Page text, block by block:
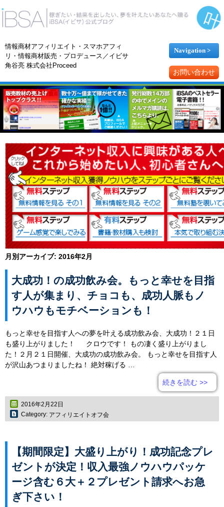
情報商材アフィリエイト・スマホアフィ
リ・情報商材販売・プロデュース／イビサ
角谷亮 株式会社Proceed
Navigation >
お問い合わせ
月別アーカイブ: 2016年2月
大成功！の成功飲み会。もっと幸せを目指
す人が集まり、チョコも、成功人脈もノ
ウハウもモチベーションも！
もっと幸せを目指す人への夢を叶える成功飲み会、大成功！２１日
も盛り上がりました！ クロウです！ もの凄く盛り上がりまし
た！２月２１日開催、大成功の成功飲み会。 もっと幸せを目指す人
が沢山あつまりましたね！ 絶対稼げる …
続きを読む >>
2016年2月22日
Category: アフィリエイトオフ会
【期間限定】大盛り上がり！成功記念プレ
ゼントが決定！収入最強ノウハウパッケ
ージ含む６大＋２プレゼント請求へお急
ぎ下さい！